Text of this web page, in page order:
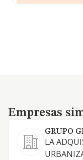
Empresas similares
Empresas
GRUPO
LA